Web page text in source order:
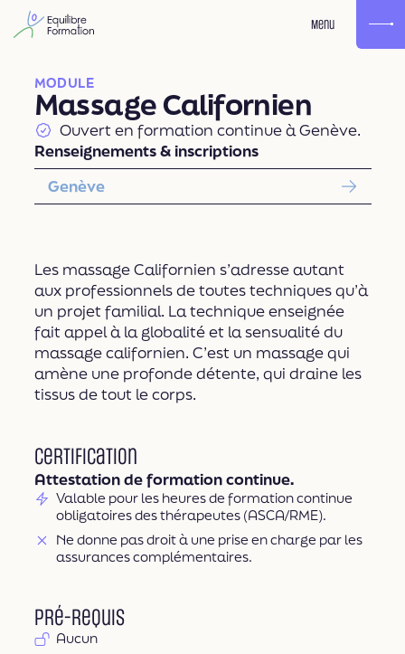
Menu
MODULE
Massage Californien
Ouvert en formation continue à Genève.
Renseignements & inscriptions
Genève
Les massage Californien s’adresse autant
aux professionnels de toutes techniques qu’à
un projet familial. La technique enseignée
fait appel à la globalité et la sensualité du
massage californien. C’est un massage qui
amène une profonde détente, qui draine les
tissus de tout le corps.
Certification
Attestation de formation continue.
Valable pour les heures de formation continue
obligatoires des thérapeutes (ASCA/RME).
Ne donne pas droit à une prise en charge par les
assurances complémentaires.
Pré-requis
Aucun